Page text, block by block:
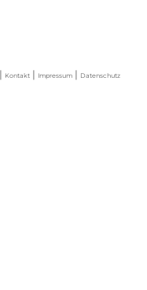
Kontakt| Impressum| Datenschutz